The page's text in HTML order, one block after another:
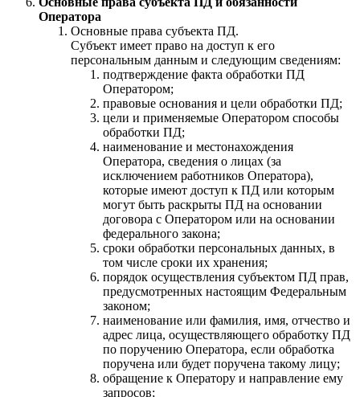
Оператора
Основные права субъекта ПД.
Субъект имеет право на доступ к его
персональным данным и следующим сведениям:
подтверждение факта обработки ПД
Оператором;
правовые основания и цели обработки ПД;
цели и применяемые Оператором способы
обработки ПД;
наименование и местонахождения
Оператора, сведения о лицах (за
исключением работников Оператора),
которые имеют доступ к ПД или которым
могут быть раскрыты ПД на основании
договора с Оператором или на основании
федерального закона;
сроки обработки персональных данных, в
том числе сроки их хранения;
порядок осуществления субъектом ПД прав,
предусмотренных настоящим Федеральным
законом;
наименование или фамилия, имя, отчество и
адрес лица, осуществляющего обработку ПД
по поручению Оператора, если обработка
поручена или будет поручена такому лицу;
обращение к Оператору и направление ему
запросов;